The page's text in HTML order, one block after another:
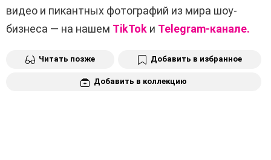
видео и пикантных фотографий из мира шоу-
бизнеса — на нашем TikTok и Telegram-канале.
Читать позже Добавить в избранное
Добавить в коллекцию